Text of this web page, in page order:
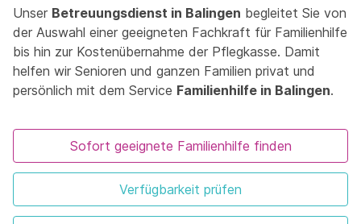
Unser Betreuungsdienst in Balingen begleitet Sie von
der Auswahl einer geeigneten Fachkraft für Familienhilfe
bis hin zur Kostenübernahme der Pflegkasse. Damit
helfen wir Senioren und ganzen Familien privat und
persönlich mit dem Service Familienhilfe in Balingen.
Sofort geeignete Familienhilfe finden
Verfügbarkeit prüfen